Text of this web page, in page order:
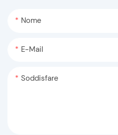
Nome
E-Mail
Soddisfare